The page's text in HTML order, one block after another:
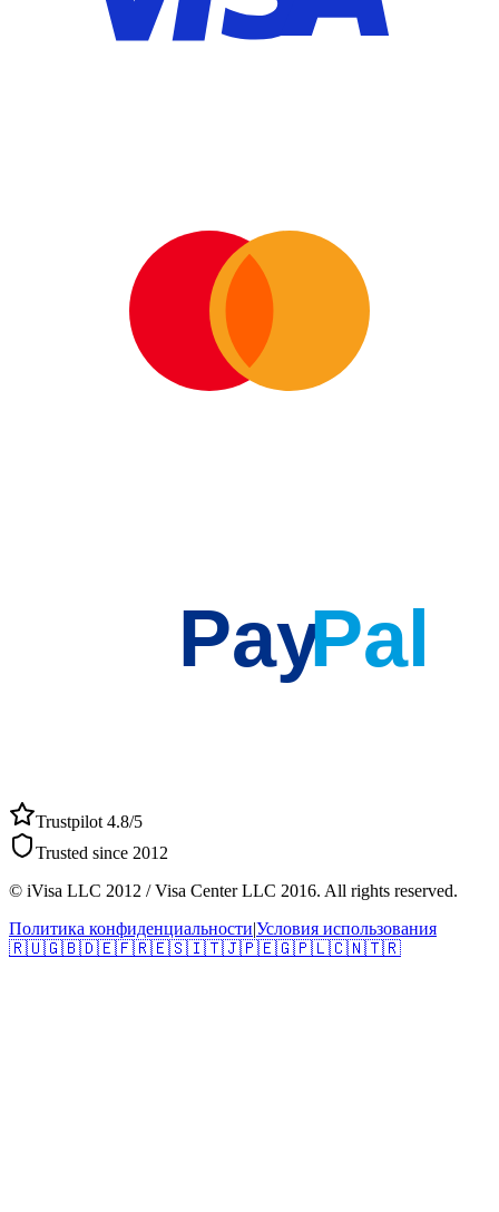
PayPal
Trustpilot 4.8/5
Trusted since 2012
© iVisa LLC 2012 / Visa Center LLC 2016. All rights reserved.
Политика конфиденциальности|Условия использования
🇷🇺🇬🇧🇩🇪🇫🇷🇪🇸🇮🇹🇯🇵🇪🇬🇵🇱🇨🇳🇹🇷